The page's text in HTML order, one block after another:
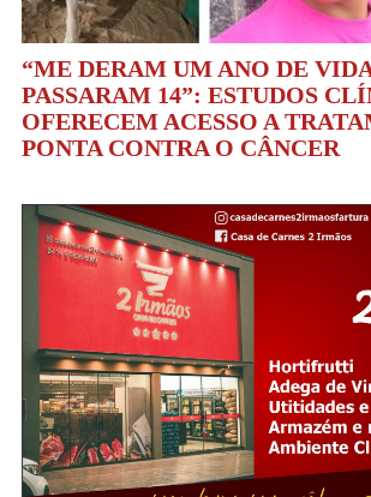
“ME DERAM UM ANO DE
PASSARAM 14”: ESTUDOS
OFERECEM ACESSO A
PONTA CONTRA O CÂNCER